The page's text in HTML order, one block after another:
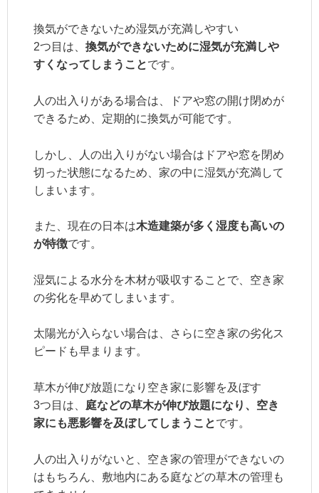
換気ができないため湿気が充満しやすい
2つ目は、 換気ができないために湿気が充満しや
すくなってしまうことです。
人の出入りがある場合は、ドアや窓の開け閉めが
できるため、定期的に換気が可能です。
しかし、人の出入りがない場合はドアや窓を閉め
切った状態になるため、家の中に湿気が充満して
しまいます。
また、現在の日本は木造建築が多く湿度も高いの
が特徴です。
湿気による水分を木材が吸収することで、空き家
の劣化を早めてしまいます。
太陽光が入らない場合は、さらに空き家の劣化ス
ピードも早まります。
草木が伸び放題になり空き家に影響を及ぼす
3つ目は、 庭などの草木が伸び放題になり、空き
家にも悪影響を及ぼしてしまうことです。
人の出入りがないと、空き家の管理ができないの
はもちろん、敷地内にある庭などの草木の管理も